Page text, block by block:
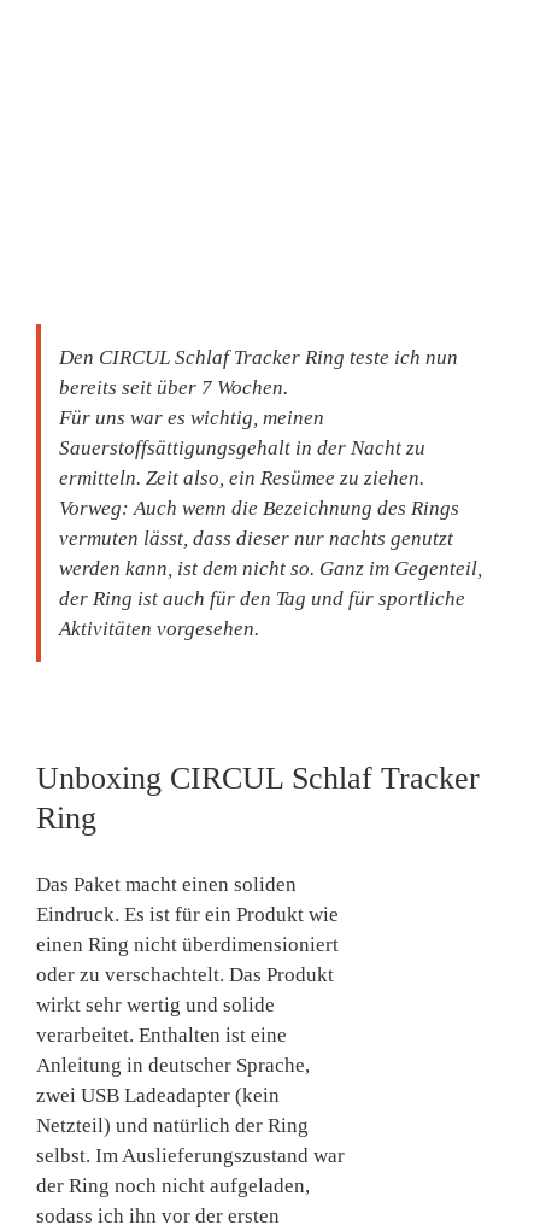
Den CIRCUL Schlaf Tracker Ring teste ich nun
bereits seit über 7 Wochen.
Für uns war es wichtig, meinen
Sauerstoffsättigungsgehalt in der Nacht zu
ermitteln. Zeit also, ein Resümee zu ziehen.
Vorweg: Auch wenn die Bezeichnung des Rings
vermuten lässt, dass dieser nur nachts genutzt
werden kann, ist dem nicht so. Ganz im Gegenteil,
der Ring ist auch für den Tag und für sportliche
Aktivitäten vorgesehen.
Unboxing CIRCUL Schlaf Tracker
Ring
Das Paket macht einen soliden
Eindruck. Es ist für ein Produkt wie
einen Ring nicht überdimensioniert
oder zu verschachtelt. Das Produkt
wirkt sehr wertig und solide
verarbeitet. Enthalten ist eine
Anleitung in deutscher Sprache,
zwei USB Ladeadapter (kein
Netzteil) und natürlich der Ring
selbst. Im Auslieferungszustand war
der Ring noch nicht aufgeladen,
sodass ich ihn vor der ersten